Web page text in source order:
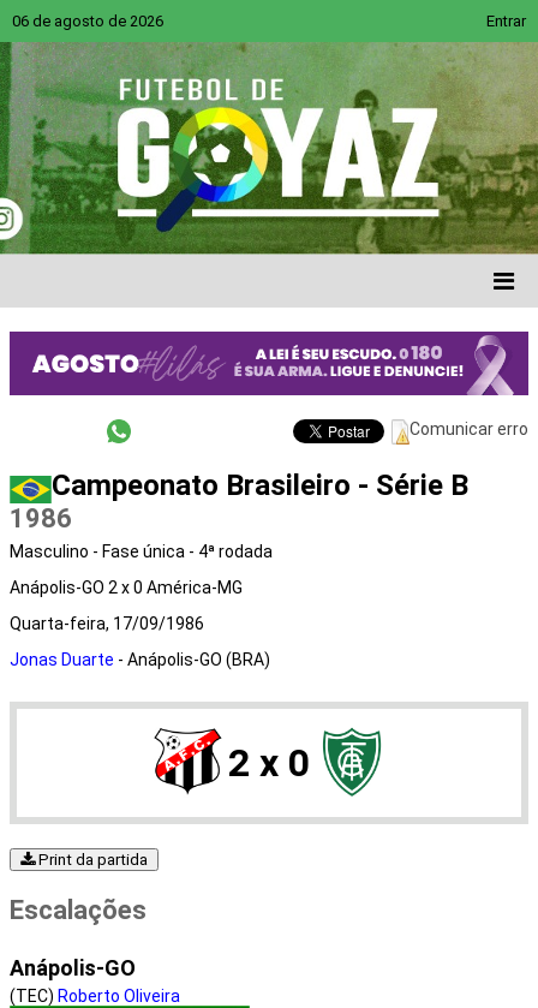
06 de agosto de 2026 Entrar
Comunicar erro
Campeonato Brasileiro - Série B
1986
Masculino - Fase única - 4ª rodada
Anápolis-GO 2 x 0 América-MG
Quarta-feira, 17/09/1986
Jonas Duarte - Anápolis-GO (BRA)
2 x 0
Print da partida
Escalações
Anápolis-GO
(TEC) Roberto Oliveira